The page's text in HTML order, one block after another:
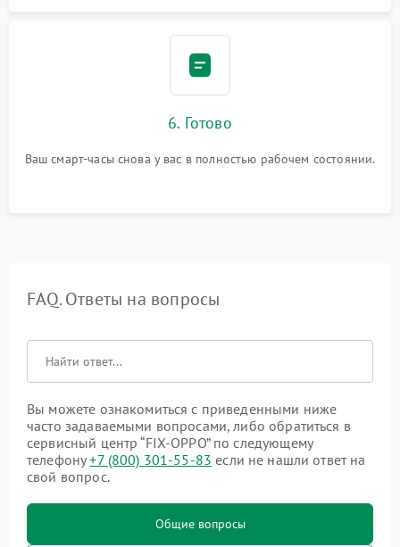
6. Готово
Ваш смарт-часы снова у вас в полностью рабочем состоянии.
FAQ. Ответы на вопросы
Вы можете ознакомиться с приведенными ниже
часто задаваемыми вопросами, либо обратиться в
сервисный центр “FIX-OPPO” по следующему
телефону+7 (800) 301-55-83 если не нашли ответ на
свой вопрос.
Общие вопросы